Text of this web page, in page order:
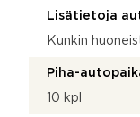
Lisätietoja
Kunkin
Piha-
10 kpl